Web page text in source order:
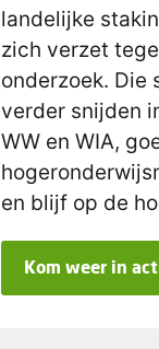
landelijke
zich verzet
onderzoek. Die
verder snijden
WW en WIA,
en blijf op de
Kom weer in